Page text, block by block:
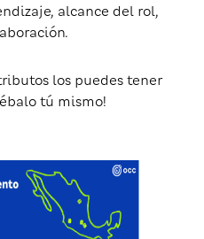
alcance del rol,
los puedes tener
tú mismo!